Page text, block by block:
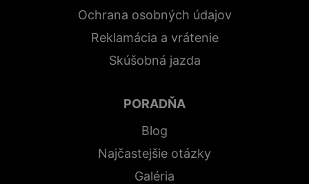
Ochrana osobných údajov
Reklamácia a vrátenie
Skúšobná jazda
PORADŇA
Blog
Najčastejšie otázky
Galéria